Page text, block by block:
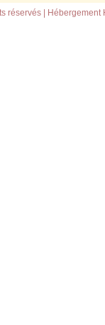
réservés | Hébergement